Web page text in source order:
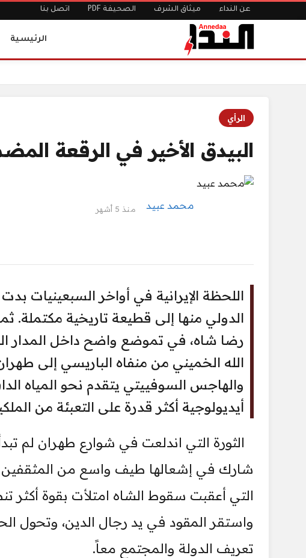
عن النداء ميثاق الشرف الصحيفة PDF اتصل بنا
الرئيسية
الرأي
البيدق الأخير في الرقعة
محمد عبيد منذ 5 أشهر
اللحظة الإيرانية في أواخر السبعينيات
الدولي منها إلى قطيعة تاريخية مكتملة.
رضا شاه، في تموضع واضح داخل المدار
الله الخميني من منفاه الباريسي إلى
والهاجس السوفييتي يتقدم نحو المياه
أيديولوجية أكثر قدرة على التعبئة من
الثورة التي اندلعت في شوارع طهران لم
شارك في إشعالها طيف واسع من المثقفين
التي أعقبت سقوط الشاه امتلأت بقوة أكثر
واستقر المقود في يد رجال الدين، وتحول
تعريف الدولة والمجتمع معاً.